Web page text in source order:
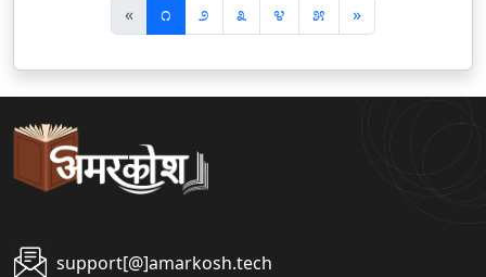
«पि
छ
ला
೧ ೨ ೩ ೪ ೫ »अ
ग
ला
support[@]amarkosh.tech